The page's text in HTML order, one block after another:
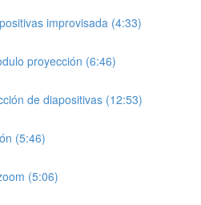
improvisada (4:33)
proyección (6:46)
de diapositivas (12:53)
(5:46)
(5:06)